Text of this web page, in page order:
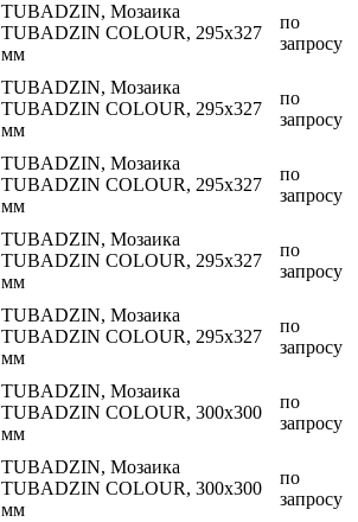
TUBADZIN, Мозаика
TUBADZIN COLOUR, 295x327
мм
по
запросу
TUBADZIN, Мозаика
TUBADZIN COLOUR, 295x327
мм
по
запросу
TUBADZIN, Мозаика
TUBADZIN COLOUR, 295x327
мм
по
запросу
TUBADZIN, Мозаика
TUBADZIN COLOUR, 295x327
мм
по
запросу
TUBADZIN, Мозаика
TUBADZIN COLOUR, 295x327
мм
по
запросу
TUBADZIN, Мозаика
TUBADZIN COLOUR, 300x300
мм
по
запросу
TUBADZIN, Мозаика
TUBADZIN COLOUR, 300x300
мм
по
запросу